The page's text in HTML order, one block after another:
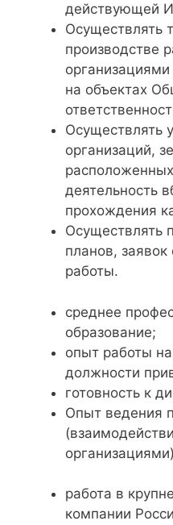
действующей
Осуществлять
производстве
на объектах
Осуществлять
организаций,
деятельность
прохождения
Осуществлять
планов,
работы.
среднее
образование;
опыт работы
должности
готовность к
Опыт ведения
работа в
компании